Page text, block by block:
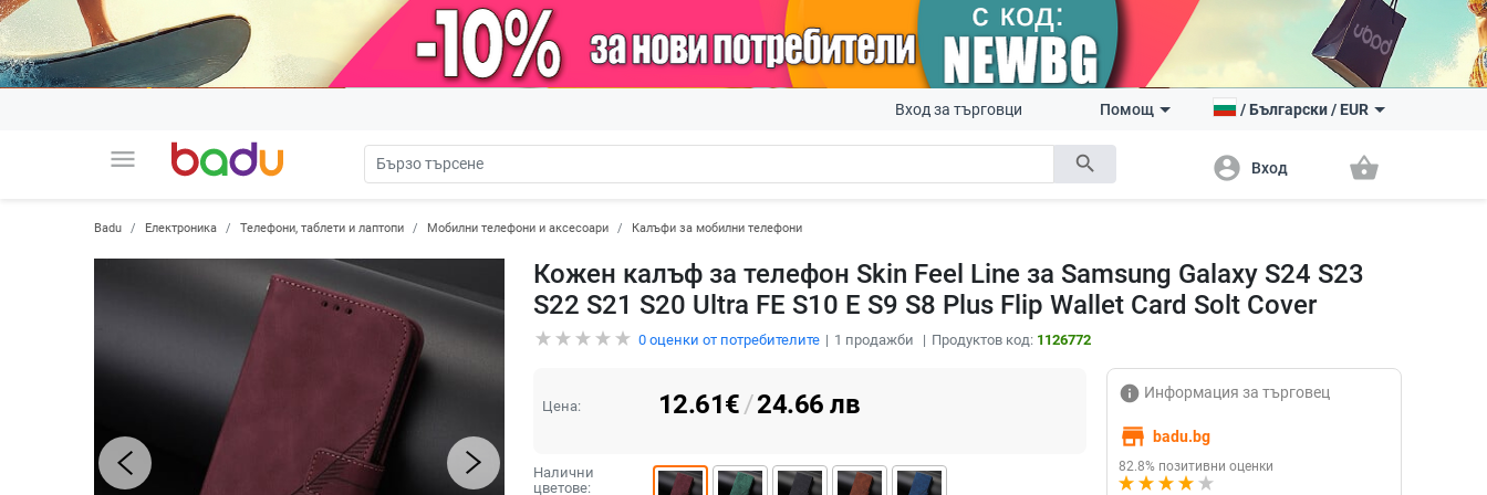
menu search
Вход за търговци Помощ /Български/ EUR
account_circle Вход shopping_basket
Badu Електроника Телефони, таблети и лаптопи Мобилни телефони и аксесоари Калъфи за мобилни телефони
Кожен калъф за телефон Skin Feel Line за Samsung Galaxy S24 S23
S22 S21 S20 Ultra FE S10 E S9 S8 Plus Flip Wallet Card Solt Cover
0оценки от потребителите 1 продажби Продуктов код: 1126772
Цена: 12.61€/24.66 лв
Налични
цветове:
info Информация за търговец
store badu.bg
82.8% позитивни оценки